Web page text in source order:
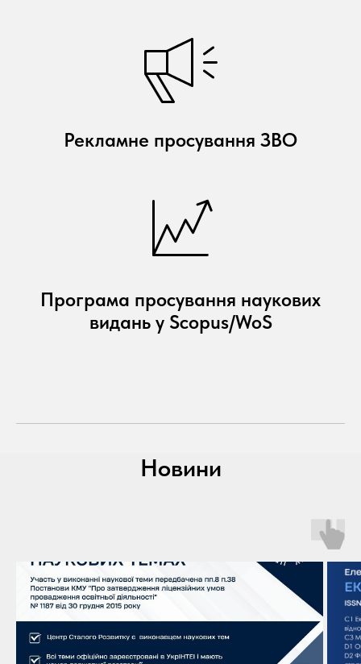
Рекламне просування ЗВО
Програма просування наукових
видань у Scopus/WoS
Новини